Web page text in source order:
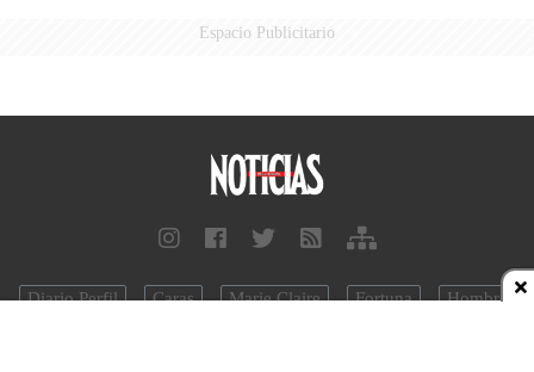
Espacio Publicitario
Diario Perfil Caras Marie Claire Fortuna
Hombre